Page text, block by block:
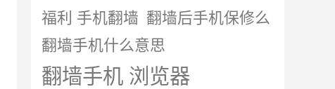
福利 手机翻墙 翻墙后手机保修么
翻墙手机什么意思
翻墙手机 浏览器